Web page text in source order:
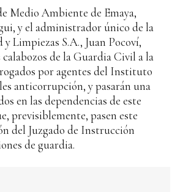
Medio Ambiente de Emaya,
y el administrador único de la
y Limpiezas S.A., Juan Pocoví,
de la Guardia Civil a la
por agentes del Instituto
anticorrupción, y pasarán una
en las dependencias de este
previsiblemente, pasen este
del Juzgado de Instrucción
de guardia.